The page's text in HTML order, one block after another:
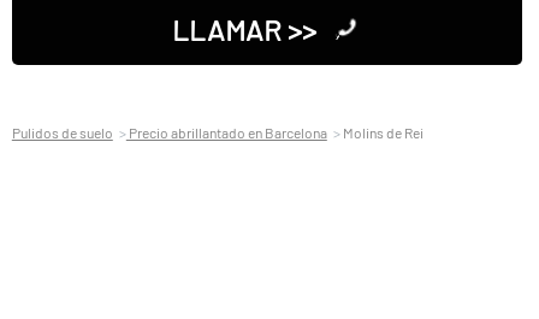
LLAMAR >>
Pulidos de suelo Precio abrillantado en Barcelona Molins de Rei